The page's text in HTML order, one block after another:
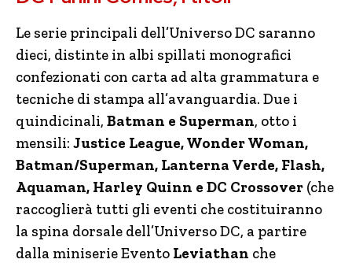
Le serie principali dell’Universo DC saranno
dieci, distinte in albi spillati monografici
confezionati con carta ad alta grammatura e
tecniche di stampa all’avanguardia. Due i
quindicinali, Batman e Superman, otto i
mensili: Justice League, Wonder Woman,
Batman/Superman, Lanterna Verde, Flash,
Aquaman, Harley Quinn e DC Crossover (che
raccoglierà tutti gli eventi che costituiranno
la spina dorsale dell’Universo DC, a partire
dalla miniserie Evento Leviathan che